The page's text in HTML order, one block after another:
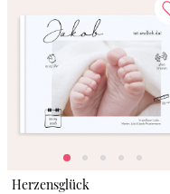
Herzensglück